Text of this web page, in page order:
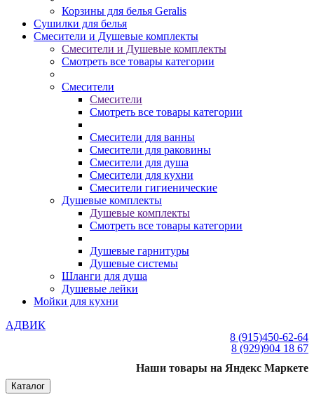
Корзины для белья Geralis
Сушилки для белья
Смесители и Душевые комплекты
Смесители и Душевые комплекты
Смотреть все товары категории
Смесители
Смесители
Смотреть все товары категории
Смесители для ванны
Смесители для раковины
Смесители для душа
Смесители для кухни
Смесители гигиенические
Душевые комплекты
Душевые комплекты
Смотреть все товары категории
Душевые гарнитуры
Душевые системы
Шланги для душа
Душевые лейки
Мойки для кухни
АДВИК
8 (915)450-62-64
8 (929)904 18 67
Наши товары на Яндекс Маркете
Каталог